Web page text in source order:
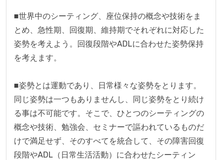
■世界中のシーティング、座位保持の概念や技術をま
とめ、急性期、回復期、維持期でそれぞれに対応した
姿勢を考えよう。回復段階やADLに合わせた姿勢保持
を考えます。
■姿勢とは運動であり、日常様々な姿勢をとります。
同じ姿勢は一つもありませんし、同じ姿勢をとり続け
る事は不可能です。そこで、ひとつのシーティングの
概念や技術、勉強会、セミナーで謳われているものだ
けで満足せず、そのすべてを統合して、その障害回復
段階やADL（日常生活活動）に合わせたシーティン